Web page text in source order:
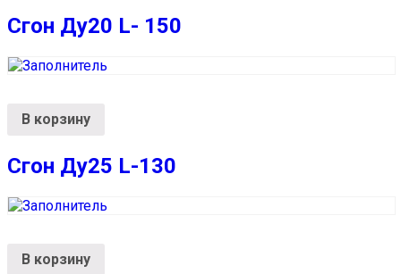
Сгон Ду20 L- 150
В корзину
Сгон Ду25 L-130
В корзину